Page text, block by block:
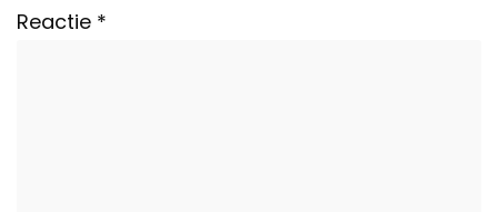
Reactie *